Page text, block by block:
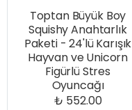
Toptan Büyük Boy
Squishy Anahtarlık
Paketi - 24'lü Karışık
Hayvan ve Unicorn
Figürlü Stres
Oyuncağı
₺ 552.00